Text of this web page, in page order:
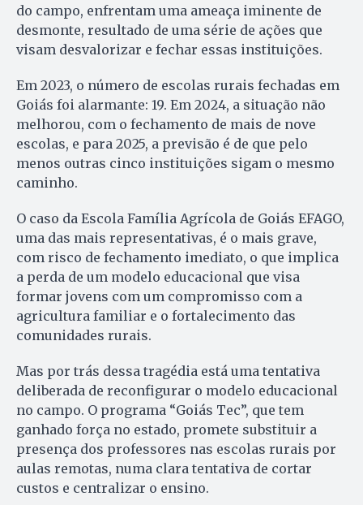
do campo, enfrentam uma ameaça iminente de
desmonte, resultado de uma série de ações que
visam desvalorizar e fechar essas instituições.
Em 2023, o número de escolas rurais fechadas em
Goiás foi alarmante: 19. Em 2024, a situação não
melhorou, com o fechamento de mais de nove
escolas, e para 2025, a previsão é de que pelo
menos outras cinco instituições sigam o mesmo
caminho.
O caso da Escola Família Agrícola de Goiás EFAGO,
uma das mais representativas, é o mais grave,
com risco de fechamento imediato, o que implica
a perda de um modelo educacional que visa
formar jovens com um compromisso com a
agricultura familiar e o fortalecimento das
comunidades rurais.
Mas por trás dessa tragédia está uma tentativa
deliberada de reconfigurar o modelo educacional
no campo. O programa “Goiás Tec”, que tem
ganhado força no estado, promete substituir a
presença dos professores nas escolas rurais por
aulas remotas, numa clara tentativa de cortar
custos e centralizar o ensino.